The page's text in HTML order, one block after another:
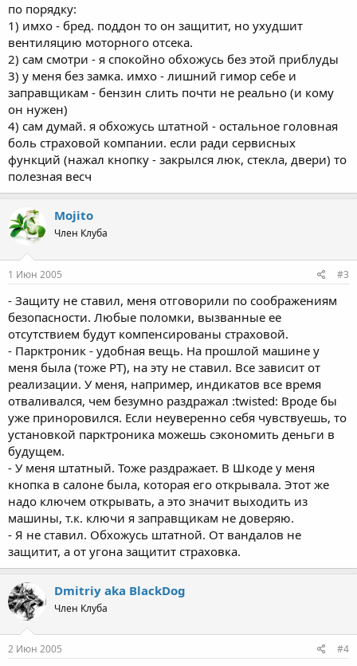
по порядку:
1) имхо - бред. поддон то он защитит, но ухудшит
вентиляцию моторного отсека.
2) сам смотри - я спокойно обхожусь без этой приблуды
3) у меня без замка. имхо - лишний гимор себе и
заправщикам - бензин слить почти не реально (и кому
он нужен)
4) сам думай. я обхожусь штатной - остальное головная
боль страховой компании. если ради сервисных
функций (нажал кнопку - закрылся люк, стекла, двери) то
полезная весч
Mojito
Член Клуба
1 Июн 2005 #3
- Защиту не ставил, меня отговорили по соображениям
безопасности. Любые поломки, вызванные ее
отсутствием будут компенсированы страховой.
- Парктроник - удобная вещь. На прошлой машине у
меня была (тоже РТ), на эту не ставил. Все зависит от
реализации. У меня, например, индикатов все время
отваливался, чем безумно раздражал :twisted: Вроде бы
уже приноровился. Если неуверенно себя чувствуешь, то
установкой парктроника можешь сэкономить деньги в
будущем.
- У меня штатный. Тоже раздражает. В Шкоде у меня
кнопка в салоне была, которая его открывала. Этот же
надо ключем открывать, а это значит выходить из
машины, т.к. ключи я заправщикам не доверяю.
- Я не ставил. Обхожусь штатной. От вандалов не
защитит, а от угона защитит страховка.
Dmitriy aka BlackDog
Член Клуба
2 Июн 2005 #4